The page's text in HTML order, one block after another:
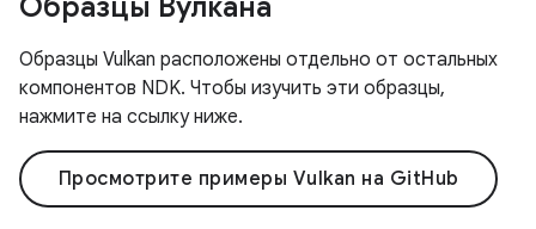
Образцы Вулкана
Образцы Vulkan расположены отдельно от остальных
компонентов NDK. Чтобы изучить эти образцы,
нажмите на ссылку ниже.
Просмотрите примеры Vulkan на GitHub